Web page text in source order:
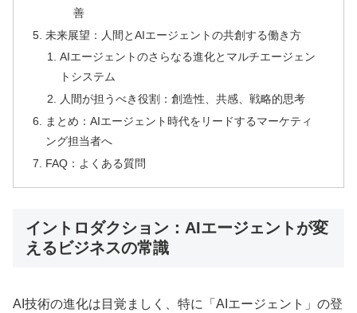
善
未来展望：人間とAIエージェントの共創する働き方
AIエージェントのさらなる進化とマルチエージェン
トシステム
人間が担うべき役割：創造性、共感、戦略的思考
まとめ：AIエージェント時代をリードするマーケティ
ング担当者へ
FAQ：よくある質問
イントロダクション：AIエージェントが変
えるビジネスの常識
AI技術の進化は目覚ましく、特に「AIエージェント」の登